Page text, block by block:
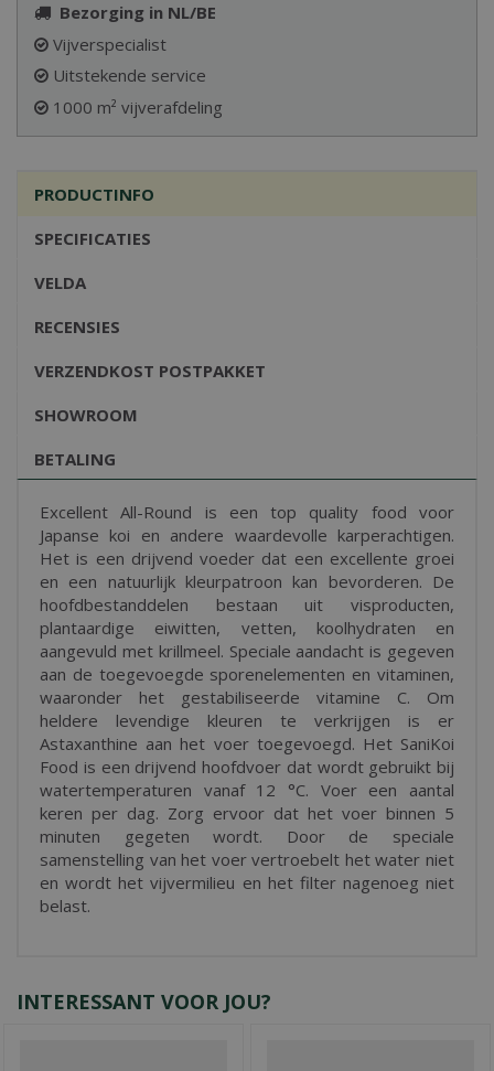
Bezorging in NL/BE
Vijverspecialist
Uitstekende service
1000 m² vijverafdeling
PRODUCTINFO
SPECIFICATIES
VELDA
RECENSIES
VERZENDKOST POSTPAKKET
SHOWROOM
BETALING
Excellent All-Round is een top quality food voor
Japanse koi en andere waardevolle karperachtigen.
Het is een drijvend voeder dat een excellente groei
en een natuurlijk kleurpatroon kan bevorderen. De
hoofdbestanddelen bestaan uit visproducten,
plantaardige eiwitten, vetten, koolhydraten en
aangevuld met krillmeel. Speciale aandacht is gegeven
aan de toegevoegde sporenelementen en vitaminen,
waaronder het gestabiliseerde vitamine C. Om
heldere levendige kleuren te verkrijgen is er
Astaxanthine aan het voer toegevoegd. Het SaniKoi
Food is een drijvend hoofdvoer dat wordt gebruikt bij
watertemperaturen vanaf 12 °C. Voer een aantal
keren per dag. Zorg ervoor dat het voer binnen 5
minuten gegeten wordt. Door de speciale
samenstelling van het voer vertroebelt het water niet
en wordt het vijvermilieu en het filter nagenoeg niet
belast.
INTERESSANT VOOR JOU?